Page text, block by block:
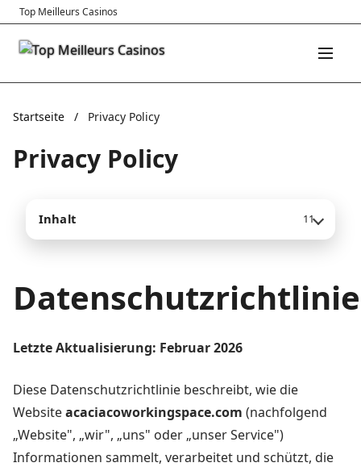
Top Meilleurs Casinos
Startseite / Privacy Policy
Privacy Policy
Inhalt 11
Datenschutzrichtlinie
Letzte Aktualisierung: Februar 2026
Diese Datenschutzrichtlinie beschreibt, wie die
Websiteacaciacoworkingspace.com (nachfolgend
„Website", „wir", „uns" oder „unser Service")
Informationen sammelt, verarbeitet und schützt, die